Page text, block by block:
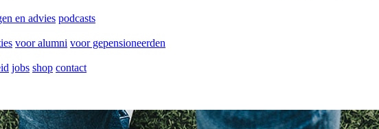
en advies podcasts
voor alumni voor gepensioneerden
jobs shop contact